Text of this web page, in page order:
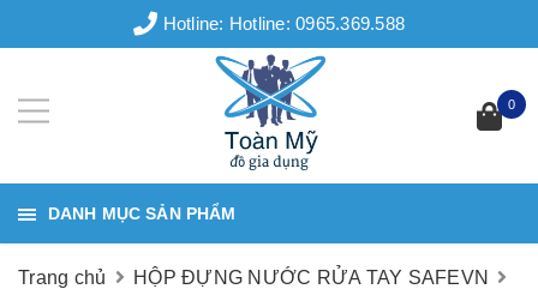
Hotline: Hotline: 0965.369.588
0
DANH MỤC SẢN PHẨM
Trang chủ
HỘP ĐỰNG NƯỚC RỬA TAY SAFEVN